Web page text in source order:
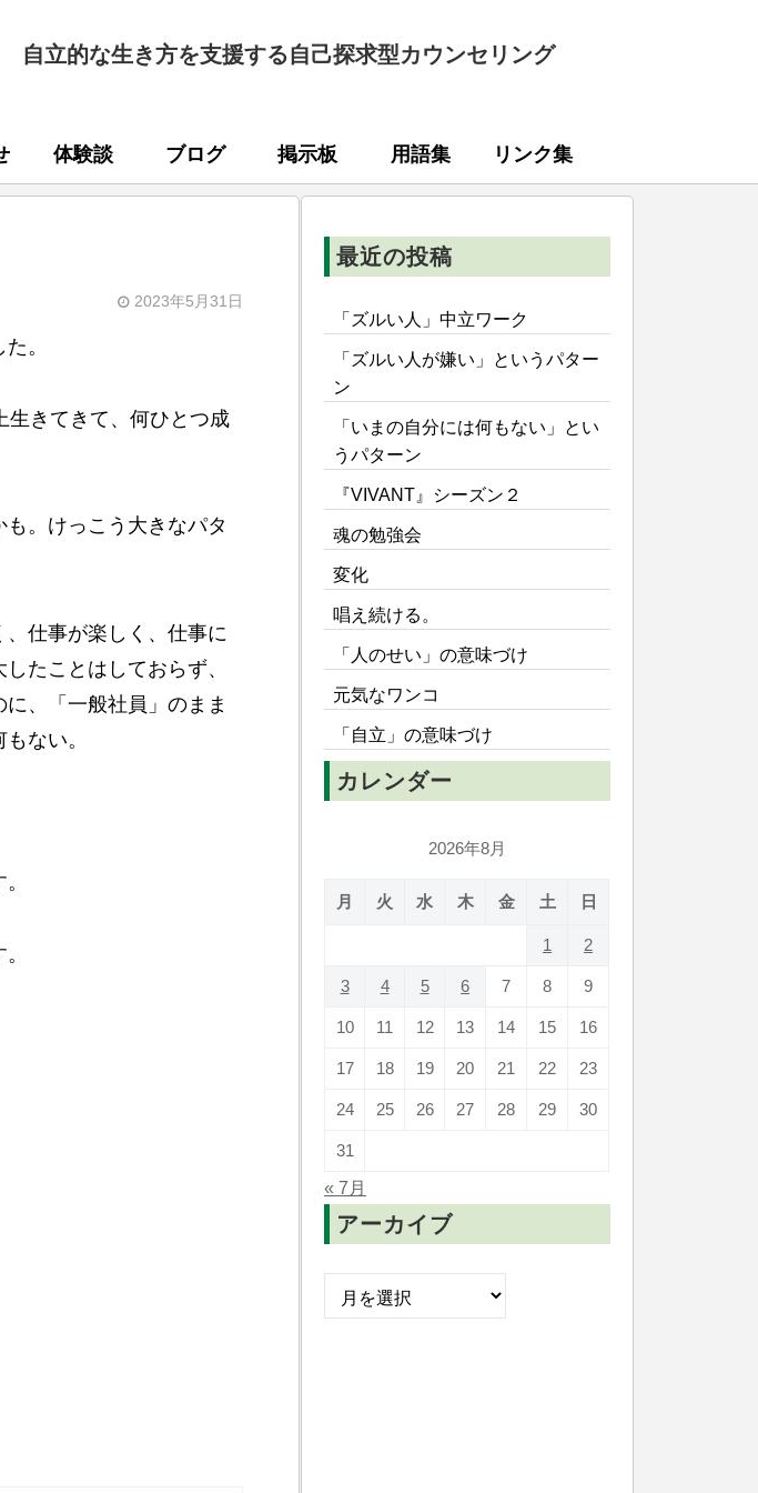
自立的な生き方を支援する自己探求型カウンセリング
体験談 ブログ 掲示板 用語集 リンク集
2023年5月31日
。
生きてきて、何ひとつ成
。けっこう大きなパタ
仕事が楽しく、仕事に
たことはしておらず、
、「一般社員」のまま
ない。
最近の投稿
「ズルい人」中立ワーク
「ズルい人が嫌い」というパター
ン
「いまの自分には何もない」とい
うパターン
『VIVANT』シーズン２
魂の勉強会
変化
唱え続ける。
「人のせい」の意味づけ
元気なワンコ
「自立」の意味づけ
カレンダー
2026年8月
月 火 水 木 金 土 日
1 2
3 4 5 6 7 8 9
10 11 12 13 14 15 16
17 18 19 20 21 22 23
24 25 26 27 28 29 30
31
« 7月
アーカイブ
ー